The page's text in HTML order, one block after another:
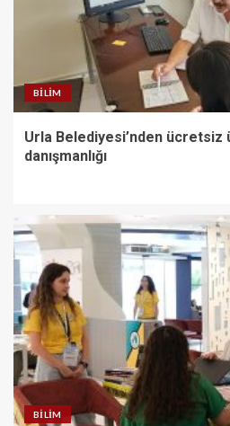
BILIM
Urla Belediyesi’nden
danışmanlığı
BILIM